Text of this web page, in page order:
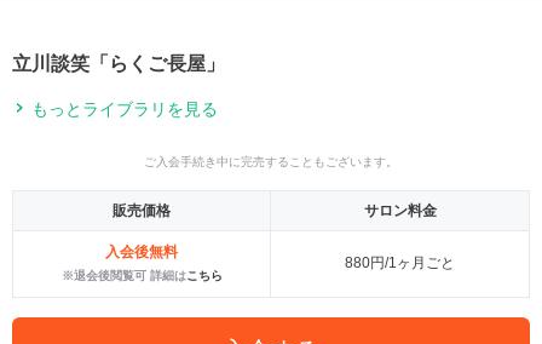
立川談笑「らくご長屋」
もっとライブラリを見る
ご入会手続き中に完売することもございます。
販売価格 サロン料金
入会後無料
※退会後閲覧可 詳細はこちら
880円/1ヶ月ごと